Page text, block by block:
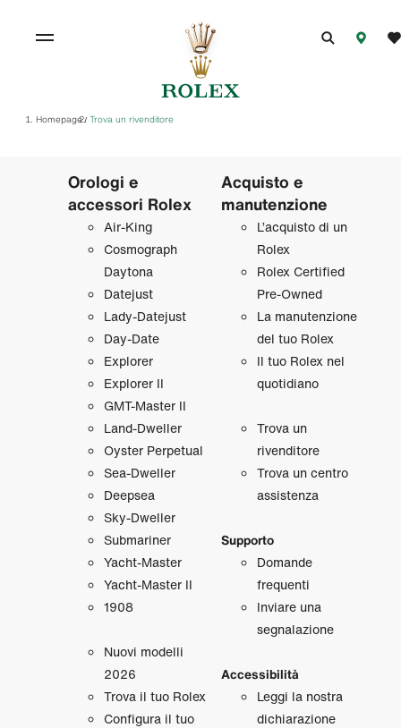
Homepage/ Trova un rivenditore
Orologi e
accessori Rolex
Air‑King
Cosmograph
Daytona
Datejust
Lady‑Datejust
Day‑Date
Explorer
Explorer II
GMT‑Master II
Land‑Dweller
Oyster Perpetual
Sea‑Dweller
Deepsea
Sky‑Dweller
Submariner
Yacht‑Master
Yacht‑Master II
1908
Nuovi modelli
2026
Trova il tuo Rolex
Configura il tuo
Acquisto e
manutenzione
L’acquisto di un
Rolex
Rolex Certified
Pre‑Owned
La manutenzione
del tuo Rolex
Il tuo Rolex nel
quotidiano
Trova un
rivenditore
Trova un centro
assistenza
Supporto
Domande
frequenti
Inviare una
segnalazione
Accessibilità
Leggi la nostra
dichiarazione